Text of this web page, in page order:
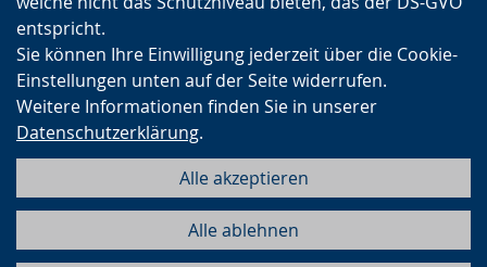
entspricht.
Sie können Ihre Einwilligung jederzeit über die Cookie-
Einstellungen unten auf der Seite widerrufen.
Weitere Informationen finden Sie in unserer
Datenschutzerklärung.
Alle akzeptieren
Alle ablehnen